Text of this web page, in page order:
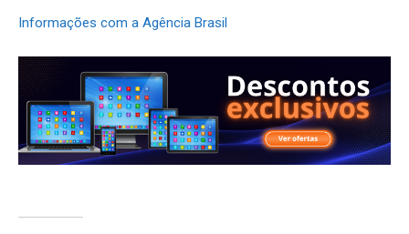
Informações com a Agência Brasil